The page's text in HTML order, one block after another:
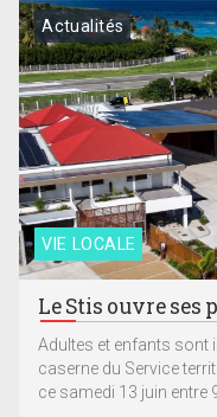
VIE LOCALE
Actualités
Le Stis ouvre ses
Adultes et enfants sont
caserne du Service
ce samedi 13 juin entre